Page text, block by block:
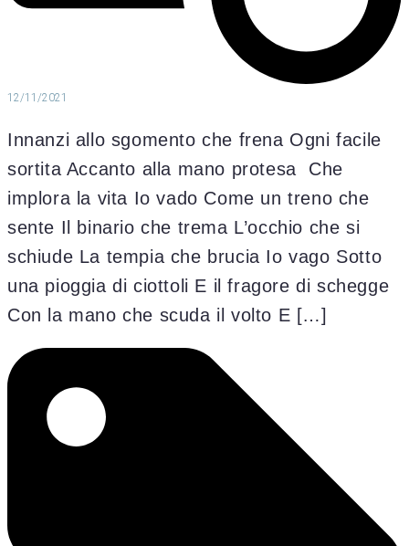
12/11/2021
Innanzi allo sgomento che frena Ogni facile
sortita Accanto alla mano protesa Che
implora la vita Io vado Come un treno che
sente Il binario che trema L’occhio che si
schiude La tempia che brucia Io vago Sotto
una pioggia di ciottoli E il fragore di schegge
Con la mano che scuda il volto E […]